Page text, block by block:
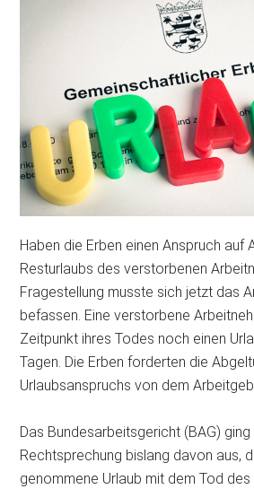
Haben die Erben einen Anspruch auf
Resturlaubs des verstorbenen
Fragestellung musste sich jetzt das
befassen. Eine verstorbene
Zeitpunkt ihres Todes noch einen
Tagen. Die Erben forderten die
Urlaubsanspruchs von dem
Das Bundesarbeitsgericht (BAG)
Rechtsprechung bislang davon aus,
genommene Urlaub mit dem Tod